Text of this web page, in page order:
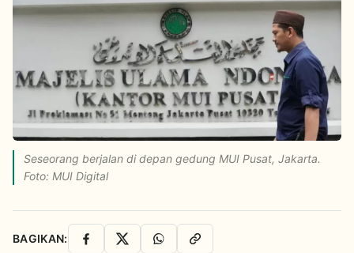
Seseorang berjalan di depan gedung MUI Pusat, Jakarta.
Foto: MUI Digital
BAGIKAN: Facebook
X WhatsAppSalin Link